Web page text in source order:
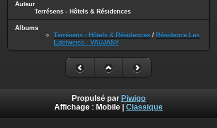
Auteur
Terrésens - Hôtels & Résidences
Albums
Terrésens - Hôtels & Résidences / Résidence Les
Edelweiss - VAUJANY
Propulsé par Piwigo
Affichage : Mobile Classique